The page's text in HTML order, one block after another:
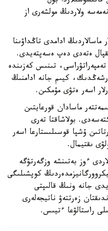
ولاردىڭ مولشەرى از
ماسالاردىڭ ادامدى تاڭداۋىنا
ەتەدى دەپ ەسەپتەيدى.
تىنىس كەزىندە
كيىم جانە ادامنىڭ
اسەر ەتۋى مۇمكىن.
ماسادان قورعايتىن
بولاشاقتا تەرى
ۇشپا قوسىلىستارعا اسەر
ىقتيمال.
ءوز بەتىنشە وزگەرتۋگە
كوپشىلىگى
جانە ونىڭ قالىپتى
زەرتتەۋ ناتيجەلەرى
راستالۋعا ءتيىس.